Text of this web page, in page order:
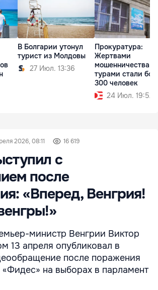
В Болгарии утонул
турист из Молдовы
27 Июл. 13:36
Прокуратура:
Жертвами
мошенничества с
турами стали
300 человек
24 Июл. 19:52
2026, 08:11 16 619
с
после
«Вперед, Венгрия!
министр Венгрии Виктор
13 апреля опубликовал в
после поражения
на выборах в парламент